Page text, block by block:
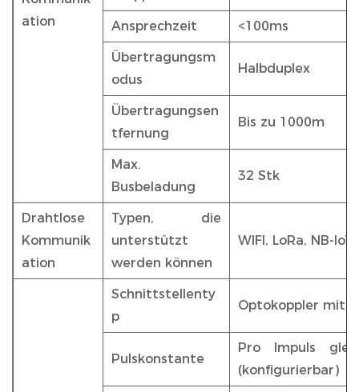
ation
Ansprechzeit <100ms
Übertragungsm
odus
Halbduplex
Übertragungsen
tfernung
Bis zu 1000m
Max.
Busbeladung
32 Stk
Drahtlose
Kommunik
ation
Typen, die
unterstützt
werden können
WIFI, LoRa, NB-
Schnittstellenty
p
Optokoppler mit
Pulskonstante
Pro Impuls
(konfigurierbar)